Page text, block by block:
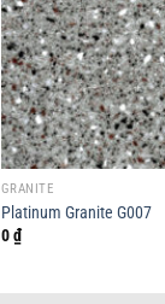
GRANITE
Platinum Granite G007
0₫